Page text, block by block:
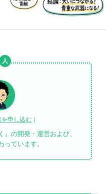
人
を申し込む ）
』の開発・運営および、
っています。